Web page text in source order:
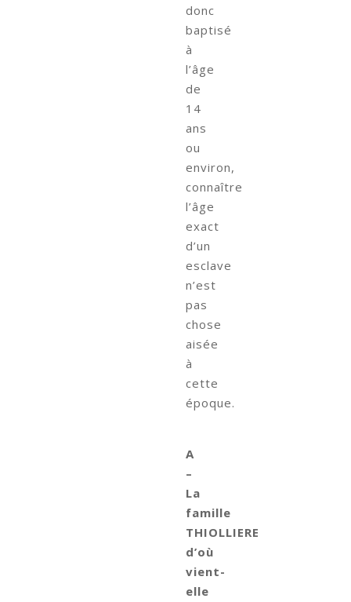
donc
baptisé
à
l’âge
de
14
ans
ou
environ,
connaître
l’âge
exact
d’un
esclave
n’est
pas
chose
aisée
à
cette
époque.
A
–
La
famille
THIOLLIERE
d’où
vient-
elle